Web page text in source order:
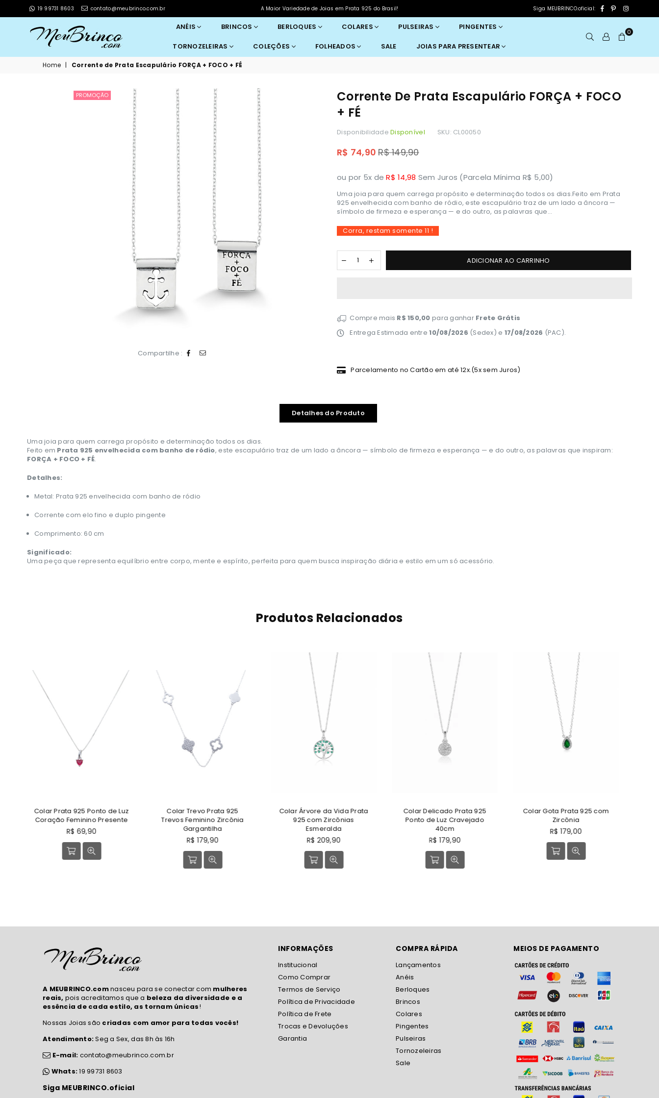
19 99731 8603 contato@meubrinco.com.br A Maior Variedade de Joias em Prata 925 do Brasil! Siga MEUBRINCO.oficial: Facebook
PinterestInstagram
MEUBRINCO
ANÉIS BRINCOS BERLOQUES COLARES PULSEIRAS PINGENTES
TORNOZELEIRAS COLEÇÕES FOLHEADOS SALE JOIAS PARA PRESENTEAR
0
Home | Corrente de Prata Escapulário FORÇA + FOCO + FÉ
PROMOÇÃO
Compartilhe :
Corrente De Prata Escapulário FORÇA + FOCO
+ FÉ
DisponibilidadeDisponível SKU: CL00050
Preço
R$ 74,90 R$ 149,90
ou por 5x deR$ 14,98 Sem Juros (Parcela Mínima R$ 5,00)
Uma joia para quem carrega propósito e determinação todos os dias.Feito em Prata
925 envelhecida com banho de ródio, este escapulário traz de um lado a âncora —
símbolo de firmeza e esperança — e do outro, as palavras que...
Corra, restam somente 11 !
ADICIONAR AO CARRINHO
Compre mais R$ 150,00 para ganhar Frete Grátis
Entrega Estimada entre10/08/2026 (Sedex) e 17/08/2026 (PAC).
Parcelamento no Cartão em até 12x.(5x sem Juros)
Detalhes do Produto
Uma joia para quem carrega propósito e determinação todos os dias.
Feito em Prata 925 envelhecida com banho de ródio, este escapulário traz de um lado a âncora — símbolo de firmeza e esperança — e do outro, as palavras que inspiram:
FORÇA + FOCO + FÉ.
Detalhes:
Metal: Prata 925 envelhecida com banho de ródio
Corrente com elo fino e duplo pingente
Comprimento: 60 cm
Significado:
Uma peça que representa equilíbrio entre corpo, mente e espírito, perfeita para quem busca inspiração diária e estilo em um só acessório.
Produtos Relacionados
Colar Trevo Prata 925
Trevos Feminino Zircônia
Gargantilha
normal
R$ 179,90
Colar Árvore da Vida Prata
925 com Zircônias
Esmeralda
Preço
R$ 209,90
Colar Delicado Prata 925
Ponto de Luz Cravejado
40cm
Preço
R$ 179,90
Colar Gota Prata 925 com
Zircônia
Preço
normal
R$ 179,00
Colar Gota Prata 925 Com
Zircônia Cristal Cravejada
Preço
R$ 179,90
A MEUBRINCO.comnasceu para se conectar com mulheres
reais, pois acreditamos que a beleza da diversidade e a
essência de cada estilo, as tornam únicas!
Nossas Joias são criadas com amor para todas vocês!
Atendimento:Seg a Sex, das 8h às 16h
E-mail: contato@meubrinco.com.br
Whats:19 99731 8603
Siga MEUBRINCO.oficial
INFORMAÇÕES
Institucional
Como Comprar
Termos de Serviço
Política de Privacidade
Política de Frete
Trocas e Devoluções
Garantia
COMPRA RÁPIDA
Lançamentos
Anéis
Berloques
Brincos
Colares
Pingentes
Pulseiras
Tornozeleiras
Sale
MEIOS DE PAGAMENTO